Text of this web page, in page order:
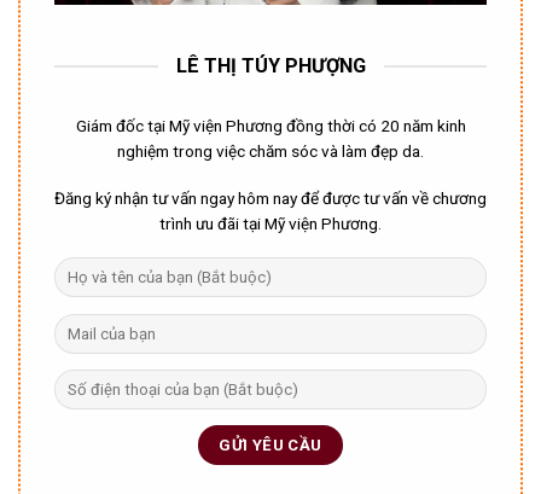
LÊ THỊ TÚY PHƯỢNG
Giám đốc tại Mỹ viện Phương đồng thời có 20 năm kinh
nghiệm trong việc chăm sóc và làm đẹp da.
Đăng ký nhận tư vấn ngay hôm nay để được tư vấn về chương
trình ưu đãi tại Mỹ viện Phương.